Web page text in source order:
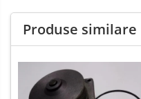
Produse similare